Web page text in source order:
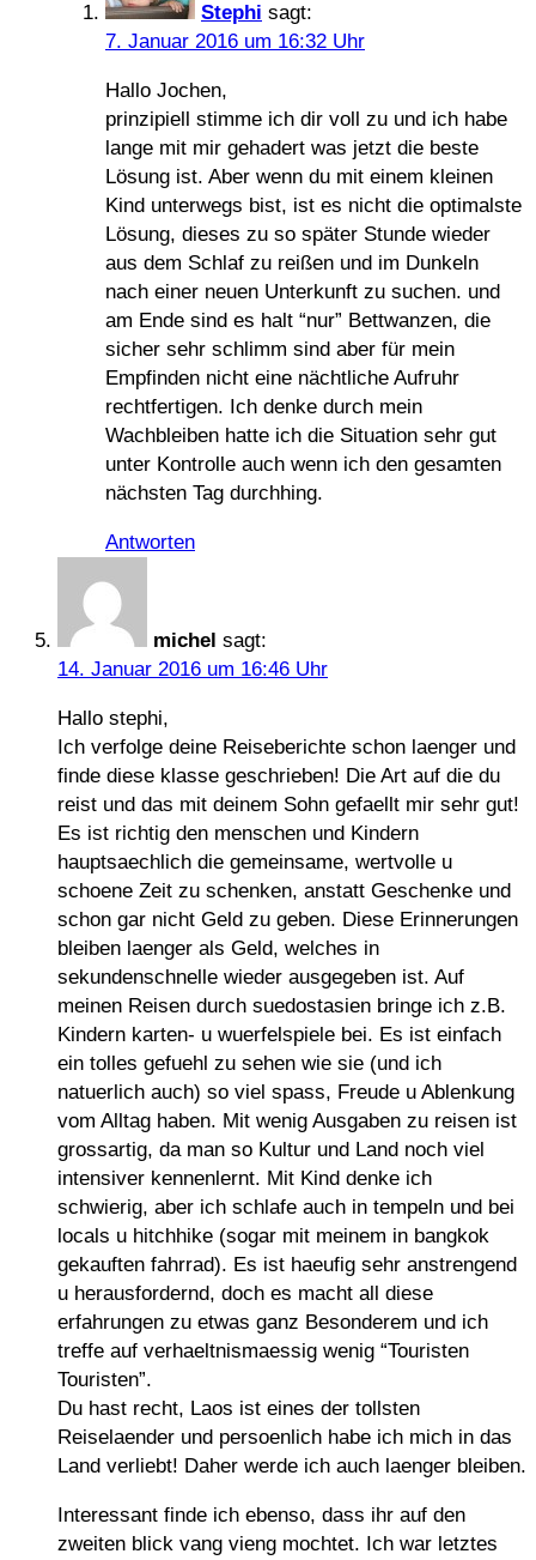
Stephi sagt:
7. Januar 2016 um 16:32 Uhr
Hallo Jochen,
prinzipiell stimme ich dir voll zu und ich habe
lange mit mir gehadert was jetzt die beste
Lösung ist. Aber wenn du mit einem kleinen
Kind unterwegs bist, ist es nicht die optimalste
Lösung, dieses zu so später Stunde wieder
aus dem Schlaf zu reißen und im Dunkeln
nach einer neuen Unterkunft zu suchen. und
am Ende sind es halt “nur” Bettwanzen, die
sicher sehr schlimm sind aber für mein
Empfinden nicht eine nächtliche Aufruhr
rechtfertigen. Ich denke durch mein
Wachbleiben hatte ich die Situation sehr gut
unter Kontrolle auch wenn ich den gesamten
nächsten Tag durchhing.
Antworten
michel sagt:
14. Januar 2016 um 16:46 Uhr
Hallo stephi,
Ich verfolge deine Reiseberichte schon laenger und
finde diese klasse geschrieben! Die Art auf die du
reist und das mit deinem Sohn gefaellt mir sehr gut!
Es ist richtig den menschen und Kindern
hauptsaechlich die gemeinsame, wertvolle u
schoene Zeit zu schenken, anstatt Geschenke und
schon gar nicht Geld zu geben. Diese Erinnerungen
bleiben laenger als Geld, welches in
sekundenschnelle wieder ausgegeben ist. Auf
meinen Reisen durch suedostasien bringe ich z.B.
Kindern karten- u wuerfelspiele bei. Es ist einfach
ein tolles gefuehl zu sehen wie sie (und ich
natuerlich auch) so viel spass, Freude u Ablenkung
vom Alltag haben. Mit wenig Ausgaben zu reisen ist
grossartig, da man so Kultur und Land noch viel
intensiver kennenlernt. Mit Kind denke ich
schwierig, aber ich schlafe auch in tempeln und bei
locals u hitchhike (sogar mit meinem in bangkok
gekauften fahrrad). Es ist haeufig sehr anstrengend
u herausfordernd, doch es macht all diese
erfahrungen zu etwas ganz Besonderem und ich
treffe auf verhaeltnismaessig wenig “Touristen
Touristen”.
Du hast recht, Laos ist eines der tollsten
Reiselaender und persoenlich habe ich mich in das
Land verliebt! Daher werde ich auch laenger bleiben.
Interessant finde ich ebenso, dass ihr auf den
zweiten blick vang vieng mochtet. Ich war letztes